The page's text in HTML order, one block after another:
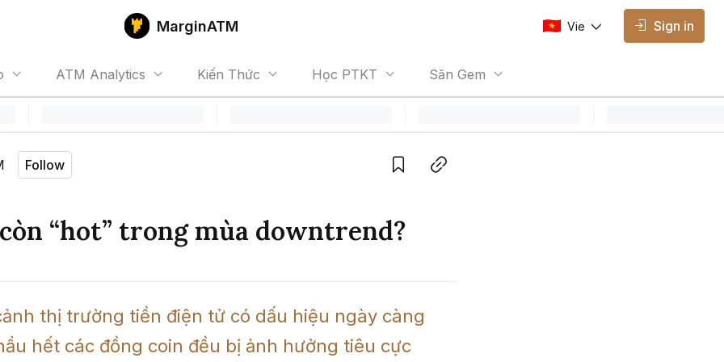
MarginATM
ATM Analytics Kiến Thức Học PTKT Săn Gem
Vie
Vietnamese
Sign in
Follow
“hot” trong mùa downtrend?
thị trường tiền điện tử có dấu hiệu ngày càng
hết các đồng coin đều bị ảnh hưởng tiêu cực